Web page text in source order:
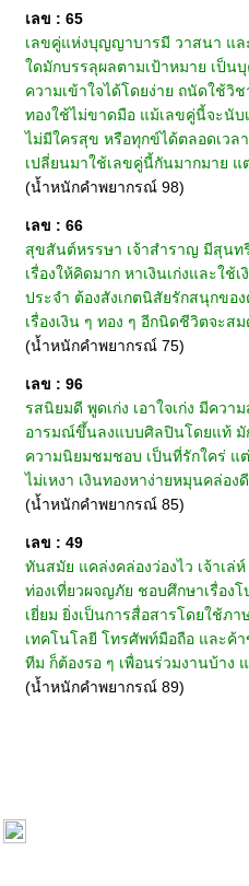
เลข : 65
เลขคู่แห่งบุญญาบารมี วาสนา แล
ใดมักบรรลุผลตามเป้าหมาย เป็น
ความเข้าใจได้โดยง่าย ถนัดใช้วิ
ทองใช้ไม่ขาดมือ แม้เลขคู่นี้จะนับ
ไม่มีใครสุข หรือทุกข์ได้ตลอดเวล
เปลี่ยนมาใช้เลขคู่นี้กันมากมาย แ
(น้ำหนักคำพยากรณ์ 98)
เลข : 66
สุขสันต์หรรษา เจ้าสำราญ มีสุนท
เรื่องให้คิดมาก หาเงินเก่งและใ
ประจำ ต้องสังเกตนิสัยรักสนุกขอ
เรื่องเงิน ๆ ทอง ๆ อีกนิดชีวิตจะส
(น้ำหนักคำพยากรณ์ 75)
เลข : 96
รสนิยมดี พูดเก่ง เอาใจเก่ง มีคว
อารมณ์ขึ้นลงแบบศิลปินโดยแท้ มั
ความนิยมชมชอบ เป็นที่รักใคร่ แ
ไม่เหงา เงินทองหาง่ายหมุนคล่อ
(น้ำหนักคำพยากรณ์ 85)
เลข : 49
ทันสมัย แคล่งคล่องว่องไว เจ้าเ
ท่องเที่ยวผจญภัย ชอบศึกษาเรื่อง
เยี่ยม ยิ่งเป็นการสื่อสารโดยใช้ภ
เทคโนโลยี โทรศัพท์มือถือ และค้
ทีม ก็ต้องรอ ๆ เพื่อนร่วมงานบ้าง
(น้ำหนักคำพยากรณ์ 89)